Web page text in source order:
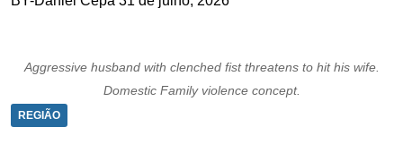
Aggressive husband with clenched fist threatens to hit his wife.
Domestic Family violence concept.
REGIÃO